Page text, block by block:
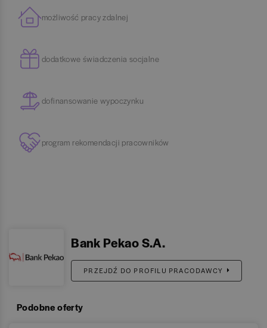
możliwość pracy zdalnej
dodatkowe świadczenia socjalne
dofinansowanie wypoczynku
program rekomendacji pracowników
Bank Pekao S.A.
PRZEJDŹ DO PROFILU PRACODAWCY
Podobne oferty